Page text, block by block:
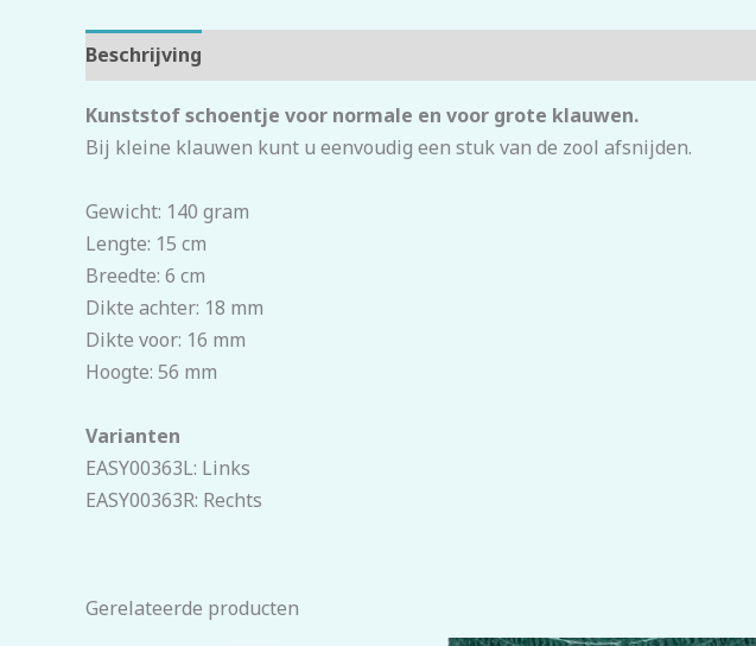
Beschrijving
Kunststof schoentje voor normale en voor grote klauwen.
Bij kleine klauwen kunt u eenvoudig een stuk van de zool afsnijden.
Gewicht: 140 gram
Lengte: 15 cm
Breedte: 6 cm
Dikte achter: 18 mm
Dikte voor: 16 mm
Hoogte: 56 mm
Varianten
EASY00363L: Links
EASY00363R: Rechts
Gerelateerde producten